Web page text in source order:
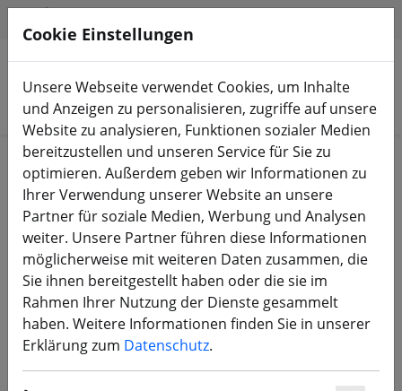
Produkte suchen
Start FPV Drohnen RTF, BNF & PNP
iFlight Nazgul DC5 ECO V1.1 DJI O4
Pro 6S HD FPV Drohne 2.4GHz ELRS
Cookie Einstellungen
Unsere Webseite verwendet Cookies, um Inhalte
und Anzeigen zu personalisieren, zugriffe auf unsere
Website zu analysieren, Funktionen sozialer Medien
bereitzustellen und unseren Service für Sie zu
optimieren. Außerdem geben wir Informationen zu
Ihrer Verwendung unserer Website an unsere
Partner für soziale Medien, Werbung und Analysen
weiter. Unsere Partner führen diese Informationen
möglicherweise mit weiteren Daten zusammen, die
Sie ihnen bereitgestellt haben oder die sie im
Rahmen Ihrer Nutzung der Dienste gesammelt
haben. Weitere Informationen finden Sie in unserer
Erklärung zum Datenschutz.